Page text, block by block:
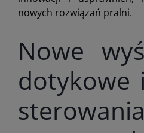
nowych rozwiązań pralni.
Nowe
dotykowe